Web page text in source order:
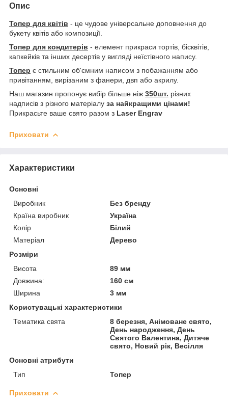
Опис
Топер для квітів - це чудове універсальне доповнення до
букету квітів або композиції.
Топер для кондитерів - елемент прикраси тортів, бісквітів,
капкейків та інших десертів у вигляді неїстівного напису.
Топер є стильним об'ємним написом з побажанням або
привітанням, вирізаним з фанери, двп або акрилу.
Наш магазин пропонує вибір більше ніж 350шт. різних
надписів з різного матеріалу за найкращими цінами!
Прикрасьте ваше свято разом з Laser Engrav
Приховати
Характеристики
Основні
Виробник
Без бренду
Країна виробник
Україна
Колір
Білий
Матеріал
Дерево
Розміри
Висота
89 мм
Довжина:
160 см
Ширина
3 мм
Користувацькі характеристики
Тематика свята
8 березня, Анімоване свято,
День народження, День
Святого Валентина, Дитяче
свято, Новий рік, Весілля
Основні атрибути
Тип
Топер
Приховати